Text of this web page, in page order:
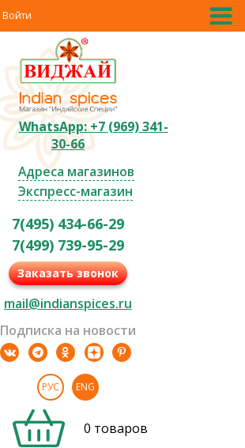
Войти
WhatsApp: +7 (969) 341-
30-66
Адреса магазинов
Экспресс-магазин
7(495) 434-66-29
7(499) 739-95-29
Заказать звонок
mail@indianspices.ru
Подписка на новости
РУС ENG
0 товаров